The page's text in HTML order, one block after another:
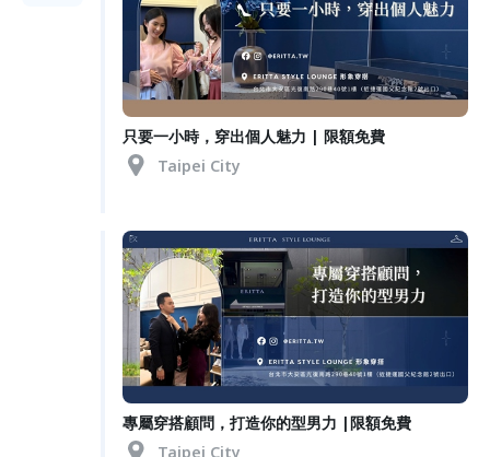
只要一小時，穿出個人魅力 | 限額免費
Taipei City
專屬穿搭顧問，打造你的型男力 |限額免費
Taipei City